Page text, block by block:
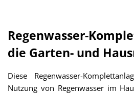
Regenwasser-
die Garten- und
Diese Regenwasser-
Nutzung von Regenwasser im